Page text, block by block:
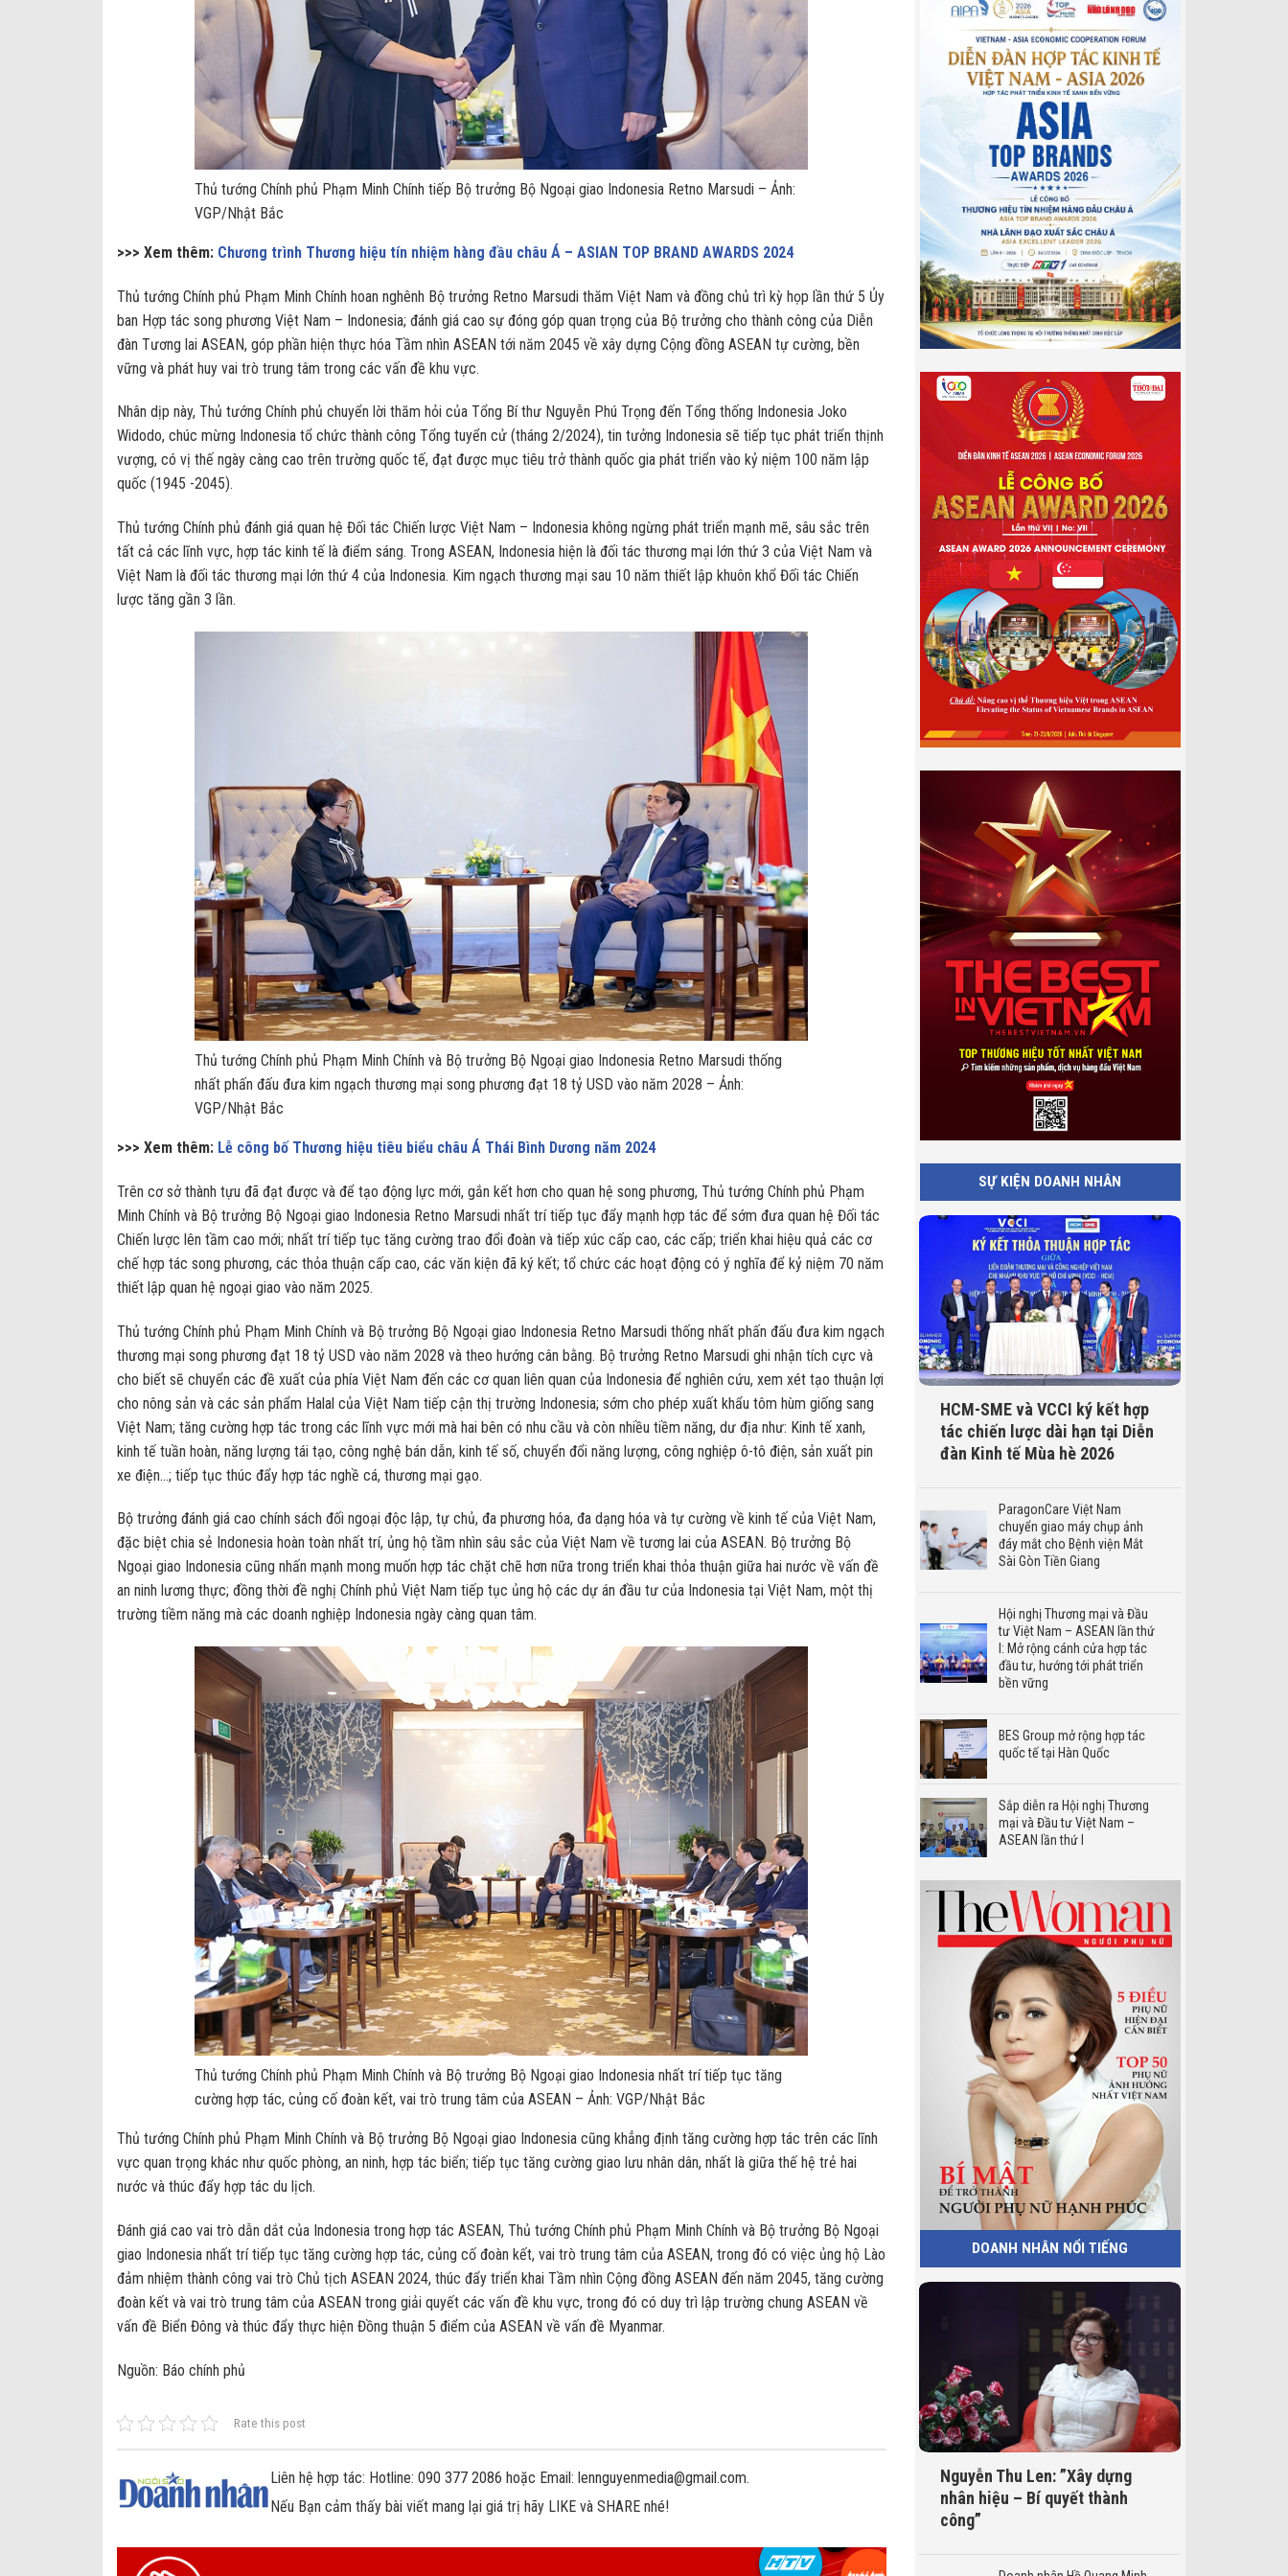
Thủ tướng Chính phủ Phạm Minh Chính tiếp Bộ trưởng Bộ Ngoại giao Indonesia Retno Marsudi – Ảnh:
VGP/Nhật Bắc
>>> Xem thêm: Chương trình Thương hiệu tín nhiệm hàng đầu châu Á – ASIAN TOP BRAND AWARDS 2024
Thủ tướng Chính phủ Phạm Minh Chính hoan nghênh Bộ trưởng Retno Marsudi thăm Việt Nam và đồng chủ trì kỳ họp lần thứ 5 Ủy
ban Hợp tác song phương Việt Nam – Indonesia; đánh giá cao sự đóng góp quan trọng của Bộ trưởng cho thành công của Diễn
đàn Tương lai ASEAN, góp phần hiện thực hóa Tầm nhìn ASEAN tới năm 2045 về xây dựng Cộng đồng ASEAN tự cường, bền
vững và phát huy vai trò trung tâm trong các vấn đề khu vực.
Nhân dịp này, Thủ tướng Chính phủ chuyển lời thăm hỏi của Tổng Bí thư Nguyễn Phú Trọng đến Tổng thống Indonesia Joko
Widodo, chúc mừng Indonesia tổ chức thành công Tổng tuyển cử (tháng 2/2024), tin tưởng Indonesia sẽ tiếp tục phát triển thịnh
vượng, có vị thế ngày càng cao trên trường quốc tế, đạt được mục tiêu trở thành quốc gia phát triển vào kỷ niệm 100 năm lập
quốc (1945 -2045).
Thủ tướng Chính phủ đánh giá quan hệ Đối tác Chiến lược Việt Nam – Indonesia không ngừng phát triển mạnh mẽ, sâu sắc trên
tất cả các lĩnh vực, hợp tác kinh tế là điểm sáng. Trong ASEAN, Indonesia hiện là đối tác thương mại lớn thứ 3 của Việt Nam và
Việt Nam là đối tác thương mại lớn thứ 4 của Indonesia. Kim ngạch thương mại sau 10 năm thiết lập khuôn khổ Đối tác Chiến
lược tăng gần 3 lần.
Thủ tướng Chính phủ Phạm Minh Chính và Bộ trưởng Bộ Ngoại giao Indonesia Retno Marsudi thống
nhất phấn đấu đưa kim ngạch thương mại song phương đạt 18 tỷ USD vào năm 2028 – Ảnh:
VGP/Nhật Bắc
>>> Xem thêm: Lễ công bố Thương hiệu tiêu biểu châu Á Thái Bình Dương năm 2024
Trên cơ sở thành tựu đã đạt được và để tạo động lực mới, gắn kết hơn cho quan hệ song phương, Thủ tướng Chính phủ Phạm
Minh Chính và Bộ trưởng Bộ Ngoại giao Indonesia Retno Marsudi nhất trí tiếp tục đẩy mạnh hợp tác để sớm đưa quan hệ Đối tác
Chiến lược lên tầm cao mới; nhất trí tiếp tục tăng cường trao đổi đoàn và tiếp xúc cấp cao, các cấp; triển khai hiệu quả các cơ
chế hợp tác song phương, các thỏa thuận cấp cao, các văn kiện đã ký kết; tổ chức các hoạt động có ý nghĩa để kỷ niệm 70 năm
thiết lập quan hệ ngoại giao vào năm 2025.
Thủ tướng Chính phủ Phạm Minh Chính và Bộ trưởng Bộ Ngoại giao Indonesia Retno Marsudi thống nhất phấn đấu đưa kim ngạch
thương mại song phương đạt 18 tỷ USD vào năm 2028 và theo hướng cân bằng. Bộ trưởng Retno Marsudi ghi nhận tích cực và
cho biết sẽ chuyển các đề xuất của phía Việt Nam đến các cơ quan liên quan của Indonesia để nghiên cứu, xem xét tạo thuận lợi
cho nông sản và các sản phẩm Halal của Việt Nam tiếp cận thị trường Indonesia; sớm cho phép xuất khẩu tôm hùm giống sang
Việt Nam; tăng cường hợp tác trong các lĩnh vực mới mà hai bên có nhu cầu và còn nhiều tiềm năng, dư địa như: Kinh tế xanh,
kinh tế tuần hoàn, năng lượng tái tạo, công nghệ bán dẫn, kinh tế số, chuyển đổi năng lượng, công nghiệp ô-tô điện, sản xuất pin
xe điện…; tiếp tục thúc đẩy hợp tác nghề cá, thương mại gạo.
Bộ trưởng đánh giá cao chính sách đối ngoại độc lập, tự chủ, đa phương hóa, đa dạng hóa và tự cường về kinh tế của Việt Nam,
đặc biệt chia sẻ Indonesia hoàn toàn nhất trí, ủng hộ tầm nhìn sâu sắc của Việt Nam về tương lai của ASEAN. Bộ trưởng Bộ
Ngoại giao Indonesia cũng nhấn mạnh mong muốn hợp tác chặt chẽ hơn nữa trong triển khai thỏa thuận giữa hai nước về vấn đề
an ninh lương thực; đồng thời đề nghị Chính phủ Việt Nam tiếp tục ủng hộ các dự án đầu tư của Indonesia tại Việt Nam, một thị
trường tiềm năng mà các doanh nghiệp Indonesia ngày càng quan tâm.
Thủ tướng Chính phủ Phạm Minh Chính và Bộ trưởng Bộ Ngoại giao Indonesia nhất trí tiếp tục tăng
cường hợp tác, củng cố đoàn kết, vai trò trung tâm của ASEAN – Ảnh: VGP/Nhật Bắc
Thủ tướng Chính phủ Phạm Minh Chính và Bộ trưởng Bộ Ngoại giao Indonesia cũng khẳng định tăng cường hợp tác trên các lĩnh
vực quan trọng khác như quốc phòng, an ninh, hợp tác biển; tiếp tục tăng cường giao lưu nhân dân, nhất là giữa thế hệ trẻ hai
nước và thúc đẩy hợp tác du lịch.
Đánh giá cao vai trò dẫn dắt của Indonesia trong hợp tác ASEAN, Thủ tướng Chính phủ Phạm Minh Chính và Bộ trưởng Bộ Ngoại
giao Indonesia nhất trí tiếp tục tăng cường hợp tác, củng cố đoàn kết, vai trò trung tâm của ASEAN, trong đó có việc ủng hộ Lào
đảm nhiệm thành công vai trò Chủ tịch ASEAN 2024, thúc đẩy triển khai Tầm nhìn Cộng đồng ASEAN đến năm 2045, tăng cường
đoàn kết và vai trò trung tâm của ASEAN trong giải quyết các vấn đề khu vực, trong đó có duy trì lập trường chung ASEAN về
vấn đề Biển Đông và thúc đẩy thực hiện Đồng thuận 5 điểm của ASEAN về vấn đề Myanmar.
Nguồn: Báo chính phủ
Rate this post
Liên hệ hợp tác: Hotline: 090 377 2086 hoặc Email: lennguyenmedia@gmail.com.
Nếu Bạn cảm thấy bài viết mang lại giá trị hãy LIKE và SHARE nhé!
SỰ KIỆN DOANH NHÂN
HCM-SME và VCCI ký kết hợp
tác chiến lược dài hạn tại Diễn
đàn Kinh tế Mùa hè 2026
ParagonCare Việt Nam
chuyển giao máy chụp ảnh
đáy mắt cho Bệnh viện Mắt
Sài Gòn Tiền Giang
Hội nghị Thương mại và Đầu
tư Việt Nam – ASEAN lần thứ
I: Mở rộng cánh cửa hợp tác
đầu tư, hướng tới phát triển
bền vững
BES Group mở rộng hợp tác
quốc tế tại Hàn Quốc
Sắp diễn ra Hội nghị Thương
mại và Đầu tư Việt Nam –
ASEAN lần thứ I
DOANH NHÂN NỔI TIẾNG
Nguyễn Thu Len: ”Xây dựng
nhân hiệu – Bí quyết thành
công”